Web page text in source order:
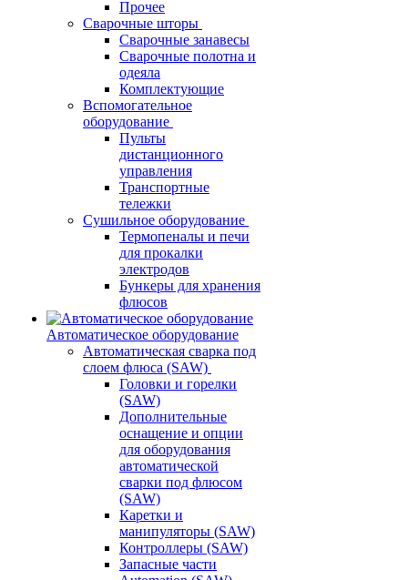
Прочее
Сварочные шторы
Сварочные занавесы
Сварочные полотна и
одеяла
Комплектующие
Вспомогательное
оборудование
Пульты
дистанционного
управления
Транспортные
тележки
Сушильное оборудование
Термопеналы и печи
для прокалки
электродов
Бункеры для хранения
флюсов
Автоматическое оборудование
Автоматическая сварка под
слоем флюса (SAW)
Головки и горелки
(SAW)
Дополнительные
оснащение и опции
для оборудования
автоматической
сварки под флюсом
(SAW)
Каретки и
манипуляторы (SAW)
Контроллеры (SAW)
Запасные части